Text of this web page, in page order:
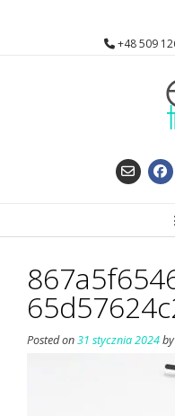
+48 509
Posted on31 stycznia 2024by